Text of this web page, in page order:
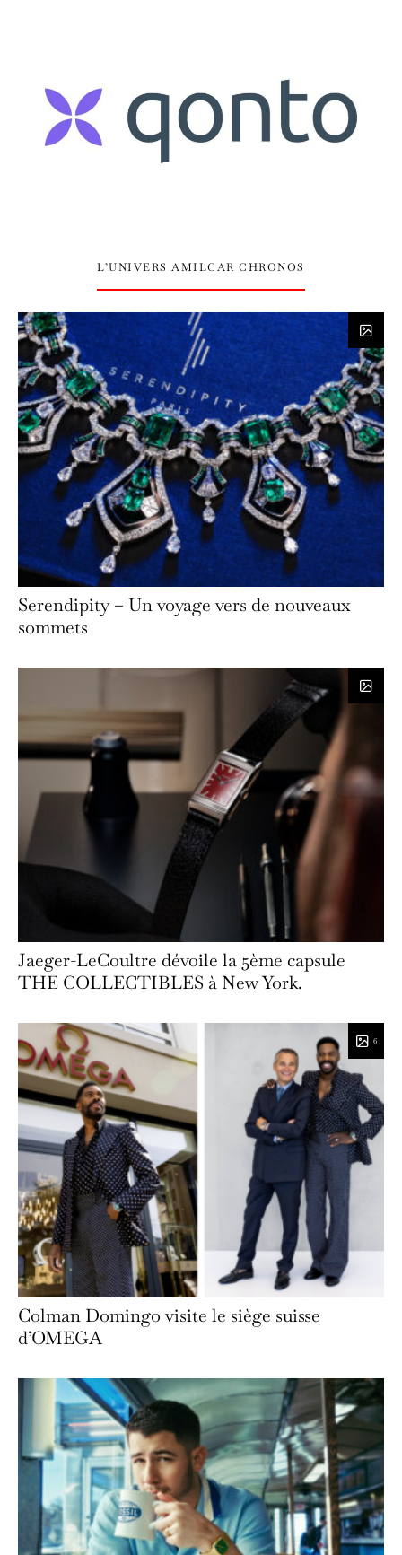
L’UNIVERS AMILCAR CHRONOS
Serendipity – Un voyage vers de nouveaux
sommets
Jaeger-LeCoultre dévoile la 5ème capsule
THE COLLECTIBLES à New York.
6
Colman Domingo visite le siège suisse
d’OMEGA